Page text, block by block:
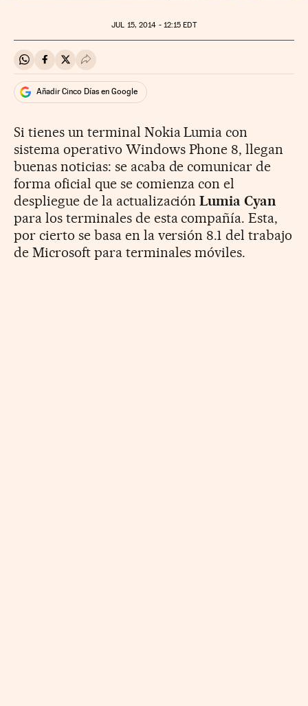
JUL 15, 2014 - 12:15 EDT
Compartir en Whatsapp
Compartir en Facebook
Compartir en Twitter
Desplegar Redes Sociales
Añadir Cinco Días en Google
Si tienes un terminal Nokia Lumia con
sistema operativo Windows Phone 8, llegan
buenas noticias: se acaba de comunicar de
forma oficial que se comienza con el
despliegue de la actualizaciónLumia Cyan
para los terminales de esta compañía. Esta,
por cierto se basa en la versión 8.1 del trabajo
de Microsoft para terminales móviles.